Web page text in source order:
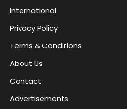
International
Privacy Policy
Terms & Conditions
About Us
Contact
Advertisements